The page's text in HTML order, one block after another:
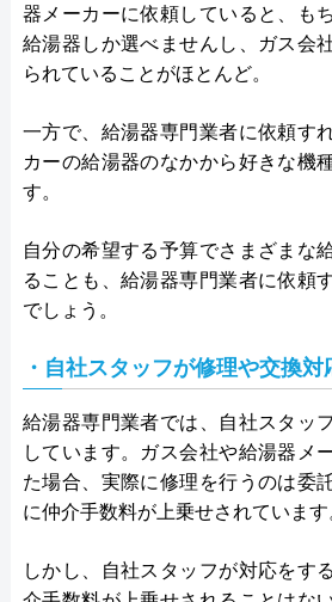
器メーカーに依頼していると、も
給湯器しか選べませんし、ガス会
られていることがほとんど。
一方で、給湯器専門業者に依頼す
カーの給湯器のなかから好きな機
す。
自分の希望する予算でさまざまな
ることも、給湯器専門業者に依頼
でしょう。
・自社スタッフが修理や交換
給湯器専門業者では、自社スタッ
しています。ガス会社や給湯器メ
た場合、実際に修理を行うのは委
に仲介手数料が上乗せされています
しかし、自社スタッフが対応をす